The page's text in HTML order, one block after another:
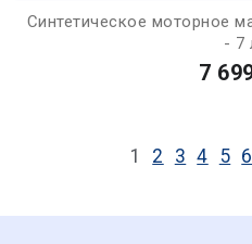
Синтетическое моторное
- 7
7
1 2 3 4 5 6